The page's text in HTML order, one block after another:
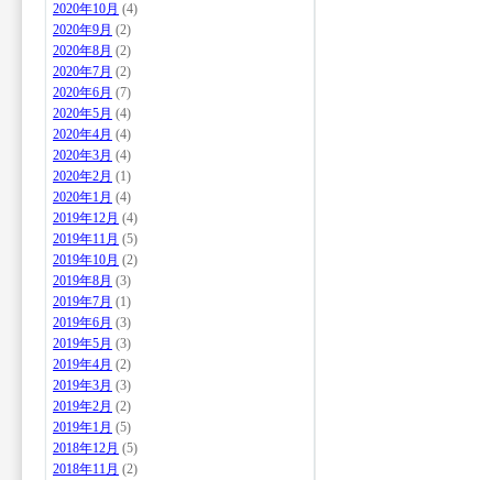
2020年10月 (4)
2020年9月 (2)
2020年8月 (2)
2020年7月 (2)
2020年6月 (7)
2020年5月 (4)
2020年4月 (4)
2020年3月 (4)
2020年2月 (1)
2020年1月 (4)
2019年12月 (4)
2019年11月 (5)
2019年10月 (2)
2019年8月 (3)
2019年7月 (1)
2019年6月 (3)
2019年5月 (3)
2019年4月 (2)
2019年3月 (3)
2019年2月 (2)
2019年1月 (5)
2018年12月 (5)
2018年11月 (2)